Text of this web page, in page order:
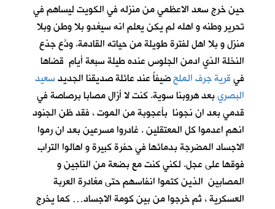
حين خرج سعد الاعظمي من منزله في الكويت ليساهم في
تحرير وطنه و اهله لم يكن يعلم انه سيغدو بلا وطن وبلا
منزل و بلا اهل لفترة طويلة من حياته القادمة. ودَّع جذع
النخلة الذي ادمن الجلوس عنده طيلة سبعة أيام قضاها
فيقرية جرف الملحضيفاً عند عائلة صديقنا الجديدسعيد
البصريبعد هروبنا سوية. كنت لا أزال مصابا برصاصة في
قدمي بعد ان نجونا بأعجوبة من الموت ، فقد ظن الجنود
انهم اعدموا كل المعتقلين . غادروا مسرعين بعد ان رموا
الاجساد المضرجة بدمائها في حفرة كبيرة و اهالوا التراب
فوقها على عجل. لكني كنت مع بضعة من الناجين و
المصابين الذين كتموا انفاسهم حتى مغادرة العربة
العسكرية ، ثم خرجوا من بين كومة الاجساد… كما يخرج